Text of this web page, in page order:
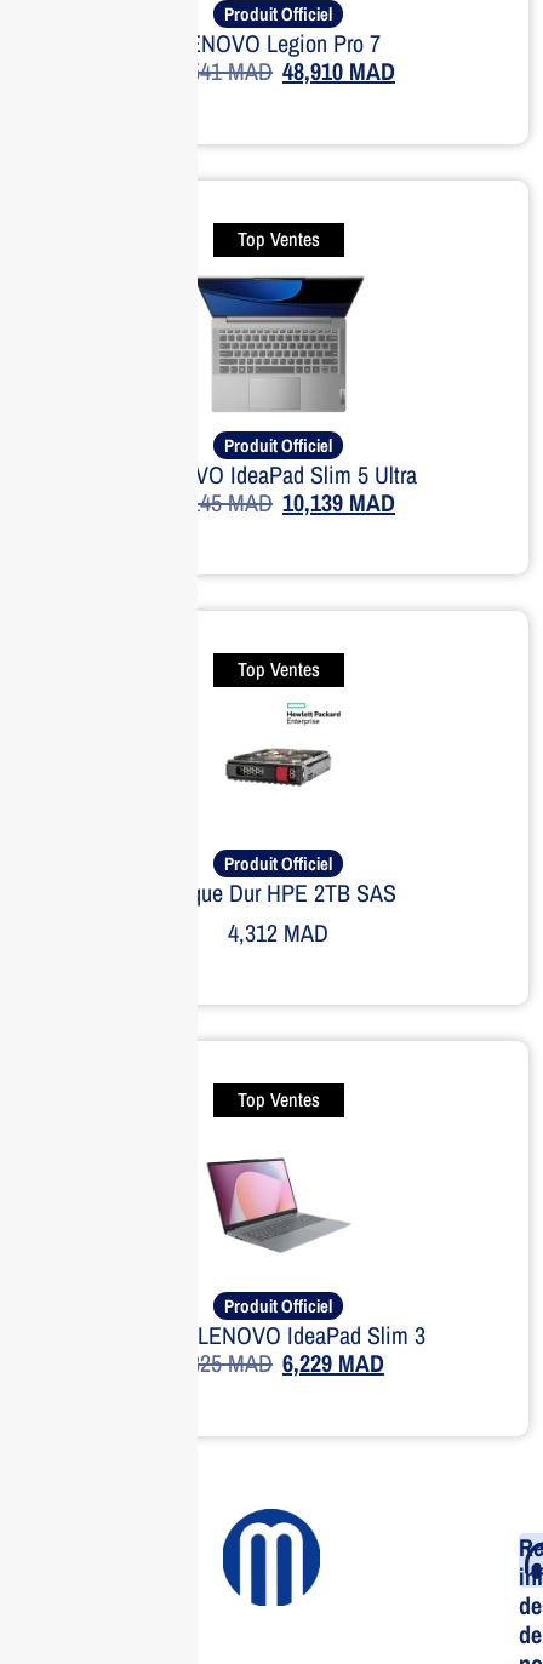
Produit Officiel
LENOVO Legion Pro 7
57,541MAD 48,910 MAD
Top Ventes
Produit Officiel
LENOVO IdeaPad Slim 5 Ultra
15,145MAD 10,139 MAD
Top Ventes
Produit Officiel
Disque Dur HPE 2TB SAS
4,312 MAD
Top Ventes
Produit Officiel
Laptop LENOVO IdeaPad Slim 3
7,825MAD 6,229 MAD